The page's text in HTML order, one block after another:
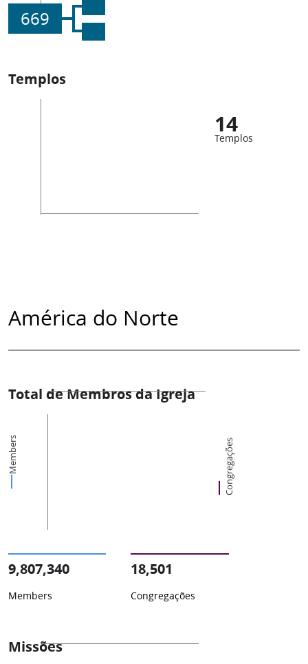
669
Templos
14
Templos
América do Norte
Total de Membros da Igreja
Members Congregações
9,807,340
Members
18,501
Congregações
Missões